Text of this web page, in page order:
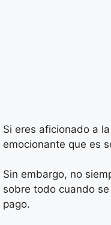
Si eres aficionado a
emocionante que es
Sin embargo, no
sobre todo cuando
pago.